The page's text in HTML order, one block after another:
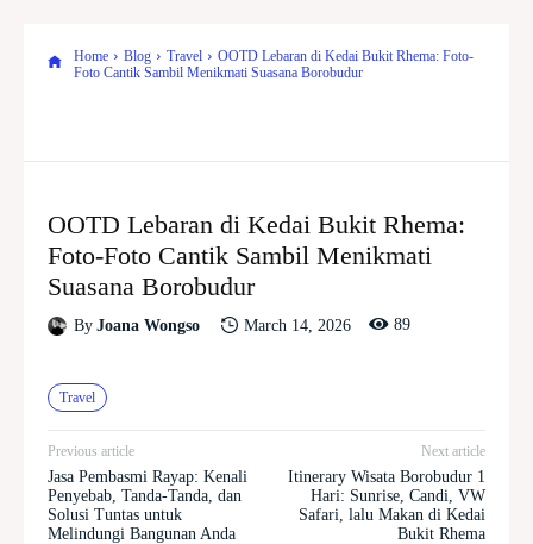
Home Blog Travel
OOTD Lebaran di Kedai Bukit Rhema: Foto-
Foto Cantik Sambil Menikmati Suasana Borobudur
OOTD Lebaran di Kedai Bukit Rhema:
Foto-Foto Cantik Sambil Menikmati
Suasana Borobudur
By Joana Wongso March 14, 2026 89
Travel
Previous article
Jasa Pembasmi Rayap: Kenali
Penyebab, Tanda-Tanda, dan
Solusi Tuntas untuk
Melindungi Bangunan Anda
Next article
Itinerary Wisata Borobudur 1
Hari: Sunrise, Candi, VW
Safari, lalu Makan di Kedai
Bukit Rhema